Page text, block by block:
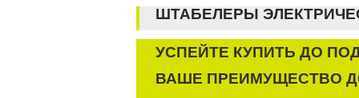
ШТАБЕЛЕРЫ
УСПЕЙТЕ КУПИТЬ ДО
ВАШЕ ПРЕИМУЩЕСТВО